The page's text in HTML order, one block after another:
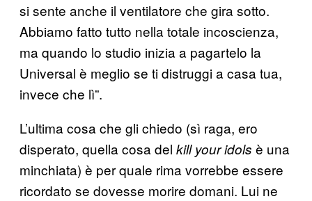
si sente anche il ventilatore che gira sotto.
Abbiamo fatto tutto nella totale incoscienza,
ma quando lo studio inizia a pagartelo la
Universal è meglio se ti distruggi a casa tua,
invece che lì”.
L’ultima cosa che gli chiedo (sì raga, ero
disperato, quella cosa del kill your idols è una
minchiata) è per quale rima vorrebbe essere
ricordato se dovesse morire domani. Lui ne